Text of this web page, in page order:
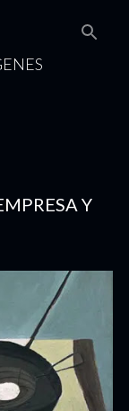
Y